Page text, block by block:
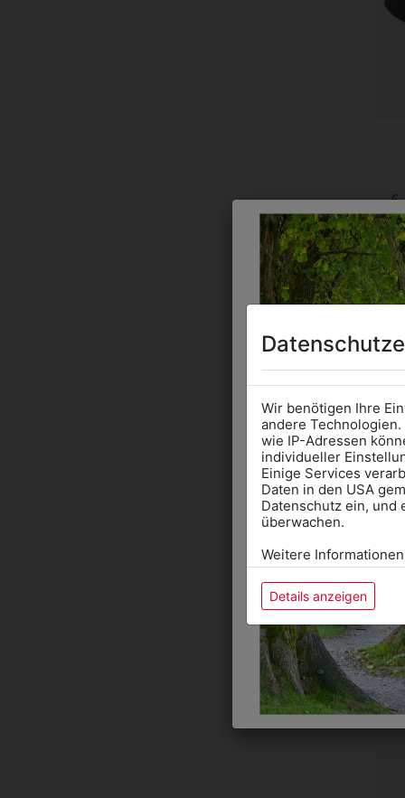
6
Wir benötigen Ihre
andere
wie IP-Adressen
individueller
Einige Services
Daten in den USA
Datenschutz ein, und
überwachen.
Weitere
Details anzeigen